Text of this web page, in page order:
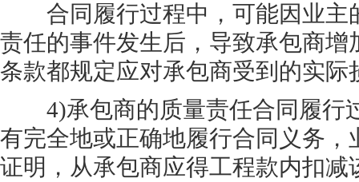
合同履行过程中，可能因业主
责任的事件发生后，导致承包商增
条款都规定应对承包商受到的实际
4)承包商的质量责任合同履行
有完全地或正确地履行合同义务，
证明，从承包商应得工程款内扣减